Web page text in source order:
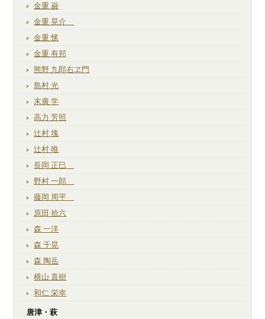
金重 巌
金重 晃介
金重 愫
金重 有邦
熊野 九郎右ヱ門
島村 光
末廣 学
高力 芳照
辻村 塊
辻村 唯
長岡 正巳
野村 一郎
藤岡 周平
原田 拾六
森 一洋
森 千晃
森 陶岳
横山 直樹
和仁 栄幸
唐津・萩